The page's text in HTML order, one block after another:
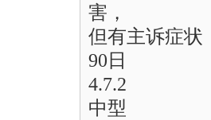
害，
但有主诉症状
90日
4.7.2
中型